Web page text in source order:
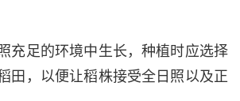
充足的环境中生长，种植时应选择
田，以便让稻株接受全日照以及正